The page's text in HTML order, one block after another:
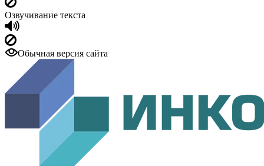
Озвучивание текста
Обычная версия сайта